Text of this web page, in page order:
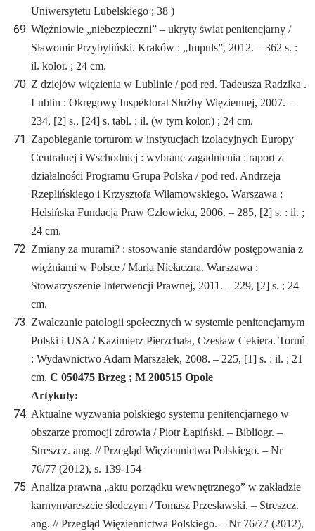
Uniwersytetu Lubelskiego ; 38 )
Więźniowie „niebezpieczni” – ukryty świat penitencjarny /
Sławomir Przybyliński. Kraków : „Impuls”, 2012. – 362 s. :
il. kolor. ; 24 cm.
Z dziejów więzienia w Lublinie / pod red. Tadeusza Radzika .
Lublin : Okręgowy Inspektorat Służby Więziennej, 2007. –
234, [2] s., [24] s. tabl. : il. (w tym kolor.) ; 24 cm.
Zapobieganie torturom w instytucjach izolacyjnych Europy
Centralnej i Wschodniej : wybrane zagadnienia : raport z
działalności Programu Grupa Polska / pod red. Andrzeja
Rzeplińskiego i Krzysztofa Wilamowskiego. Warszawa :
Helsińska Fundacja Praw Człowieka, 2006. – 285, [2] s. : il. ;
24 cm.
Zmiany za murami? : stosowanie standardów postępowania z
więźniami w Polsce / Maria Niełaczna. Warszawa :
Stowarzyszenie Interwencji Prawnej, 2011. – 229, [2] s. ; 24
cm.
Zwalczanie patologii społecznych w systemie penitencjarnym
Polski i USA / Kazimierz Pierzchała, Czesław Cekiera. Toruń
: Wydawnictwo Adam Marszałek, 2008. – 225, [1] s. : il. ; 21
cm. C 050475 Brzeg ; M 200515 Opole
Artykuły:
Aktualne wyzwania polskiego systemu penitencjarnego w
obszarze promocji zdrowia / Piotr Łapiński. – Bibliogr. –
Streszcz. ang. // Przegląd Więziennictwa Polskiego. – Nr
76/77 (2012), s. 139-154
Analiza prawna „aktu porządku wewnętrznego” w zakładzie
karnym/areszcie śledczym / Tomasz Przesławski. – Streszcz.
ang. // Przegląd Więziennictwa Polskiego. – Nr 76/77 (2012),